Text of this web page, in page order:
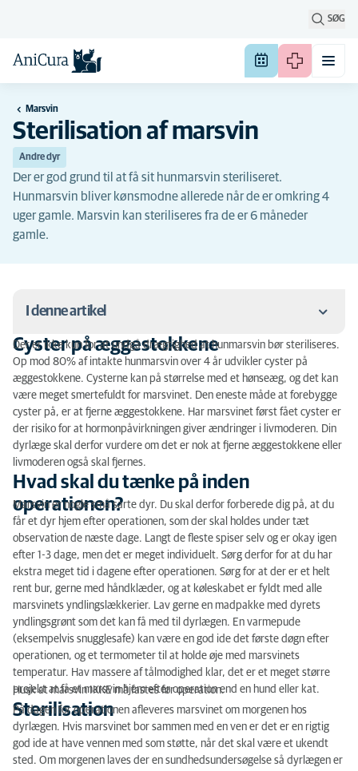
SØG
Marsvin
Sterilisation af marsvin
Andre dyr
Der er god grund til at få sit hunmarsvin steriliseret.
Hunmarsvin bliver kønsmodne allerede når de er omkring 4
uger gamle. Marsvin kan steriliseres fra de er 6 måneder
gamle.
I denne artikel
Cyster på æggestokkene
Hvad skal du tænke på inden operationen?
Sterilisation
Jeg er bekymret for at mit marsvin skal bedøves
Cyster på æggestokkene
Der er ikke kun for at undgå drægtighed at hunmarsvin bør steriliseres.
Op mod 80% af intakte hunmarsvin over 4 år udvikler cyster på
æggestokkene. Cysterne kan på størrelse med et hønseæg, og det kan
være meget smertefuldt for marsvinet. Den eneste måde at forebygge
cyster på, er at fjerne æggestokkene. Har marsvinet først fået cyster er
der risiko for at hormonpåvirkningen giver ændringer i livmoderen. Din
dyrlæge skal derfor vurdere om det er nok at fjerne æggestokkene eller
livmoderen også skal fjernes.
Hvad skal du tænke på inden
operationen?
Marsvin er nogle små sarte dyr. Du skal derfor forberede dig på, at du
får et dyr hjem efter operationen, som der skal holdes under tæt
observation de næste dage. Langt de fleste spiser selv og er okay igen
efter 1-3 dage, men det er meget individuelt. Sørg derfor for at du har
ekstra meget tid i dagene efter operationen. Sørg for at der er et helt
rent bur, gerne med håndklæder, og at køleskabet er fyldt med alle
marsvinets yndlingslækkerier. Lav gerne en madpakke med dyrets
yndlingsgrønt som det kan få med til dyrlægen. En varmepude
(eksempelvis snugglesafe) kan være en god ide det første døgn efter
operationen, og et termometer til at holde øje med marsvinets
temperatur. Hav massere af tålmodighed klar, det er et meget større
projekt at få et marsvin hjem efter operation end en hund eller kat.
Husk at marsvin IKKE må fastes før operation.
Sterilisation
På dagen for operationen afleveres marsvinet om morgenen hos
dyrlægen. Hvis marsvinet bor sammen med en ven er det er en rigtig
god ide at have vennen med som støtte, når det skal være et ukendt
sted. Om morgenen laves der en sundhedsundersøgelse så dyrlægen er